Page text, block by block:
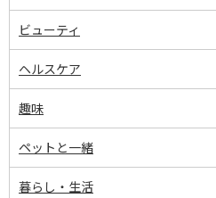
ビューティ
ヘルスケア
趣味
ペットと一緒
暮らし・生活